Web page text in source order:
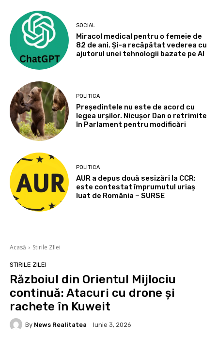
SOCIAL
Miracol medical pentru o femeie de
82 de ani. Și-a recăpătat vederea cu
ajutorul unei tehnologii bazate pe AI
POLITICA
Președintele nu este de acord cu
legea urșilor. Nicușor Dan o retrimite
în Parlament pentru modificări
POLITICA
AUR a depus două sesizări la CCR:
este contestat împrumutul uriaș
luat de România – SURSE